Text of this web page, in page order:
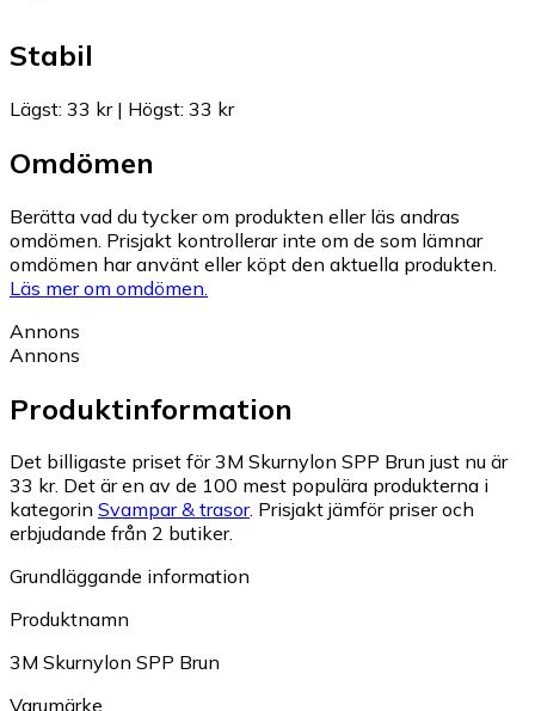
Stabil
Lägst: 33 kr| Högst: 33 kr
Omdömen
Berätta vad du tycker om produkten eller läs andras
omdömen. Prisjakt kontrollerar inte om de som lämnar
omdömen har använt eller köpt den aktuella produkten.
Läs mer om omdömen.
Annons
Annons
Produktinformation
Det billigaste priset för 3M Skurnylon SPP Brun just nu är
33 kr. Det är en av de 100 mest populära produkterna i
kategorin Svampar & trasor. Prisjakt jämför priser och
erbjudande från 2 butiker.
Grundläggande information
Produktnamn
3M Skurnylon SPP Brun
Varumärke